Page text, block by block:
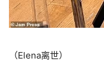
（Elena离世）